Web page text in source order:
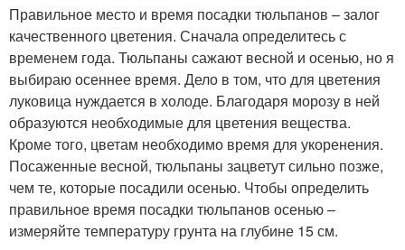
Правильное место и время посадки тюльпанов – залог
качественного цветения. Сначала определитесь с
временем года. Тюльпаны сажают весной и осенью, но я
выбираю осеннее время. Дело в том, что для цветения
луковица нуждается в холоде. Благодаря морозу в ней
образуются необходимые для цветения вещества.
Кроме того, цветам необходимо время для укоренения.
Посаженные весной, тюльпаны зацветут сильно позже,
чем те, которые посадили осенью. Чтобы определить
правильное время посадки тюльпанов осенью –
измеряйте температуру грунта на глубине 15 см.